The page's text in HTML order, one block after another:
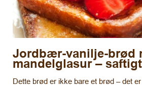
Jordbær-vanilje-brød
mandelglasur –
Dette brød er ikke bare et brød – det